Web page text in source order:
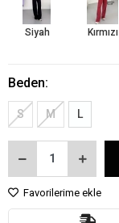
Siyah Kırmızı
Beden:
S M L
Favorilerime ekle